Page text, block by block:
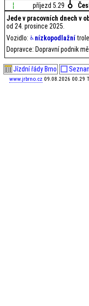
¦
příjezd 5.29
Jede v pracovních dnech v
od 24. prosince 2025.
Vozidlo: nízkopodlažní
Dopravce: Dopravní podnik
Jízdní řády Brno
www.jrbrno.cz 09.08.2026 00.29